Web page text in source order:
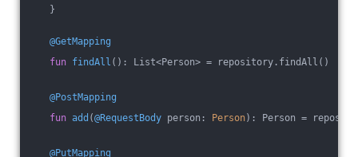
}
@GetMapping
fun findAll () : List<Person> = repository.findAll()
@PostMapping
fun add (@RequestBody person: Person) : Person =
@PutMapping